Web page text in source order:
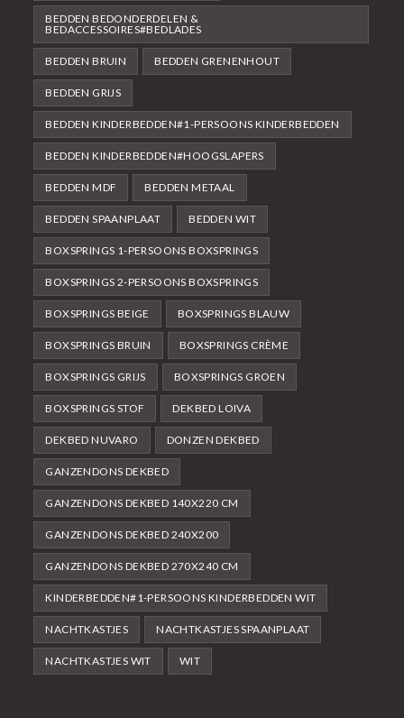
BEDDEN BEDONDERDELEN &
BEDACCESSOIRES#BEDLADES
BEDDEN BRUIN BEDDEN GRENENHOUT
BEDDEN GRIJS
BEDDEN KINDERBEDDEN#1-PERSOONS KINDERBEDDEN
BEDDEN KINDERBEDDEN#HOOGSLAPERS
BEDDEN MDF BEDDEN METAAL
BEDDEN SPAANPLAAT BEDDEN WIT
BOXSPRINGS 1-PERSOONS BOXSPRINGS
BOXSPRINGS 2-PERSOONS BOXSPRINGS
BOXSPRINGS BEIGE BOXSPRINGS BLAUW
BOXSPRINGS BRUIN BOXSPRINGS CRÈME
BOXSPRINGS GRIJS BOXSPRINGS GROEN
BOXSPRINGS STOF DEKBED LOIVA
DEKBED NUVARO DONZEN DEKBED
GANZENDONS DEKBED
GANZENDONS DEKBED 140X220 CM
GANZENDONS DEKBED 240X200
GANZENDONS DEKBED 270X240 CM
KINDERBEDDEN#1-PERSOONS KINDERBEDDEN WIT
NACHTKASTJES NACHTKASTJES SPAANPLAAT
NACHTKASTJES WIT WIT